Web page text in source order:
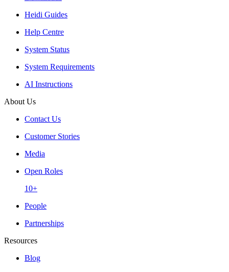
Heidi Guides
Help Centre
System Status
System Requirements
AI Instructions
About Us
Contact Us
Customer Stories
Media
Open Roles
10+
People
Partnerships
Resources
Blog